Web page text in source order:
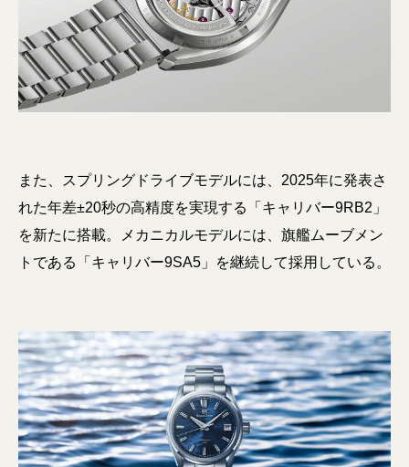
また、スプリングドライブモデルには、2025年に発表さ
れた年差±20秒の高精度を実現する「キャリバー9RB2」
を新たに搭載。メカニカルモデルには、旗艦ムーブメン
トである「キャリバー9SA5」を継続して採用している。